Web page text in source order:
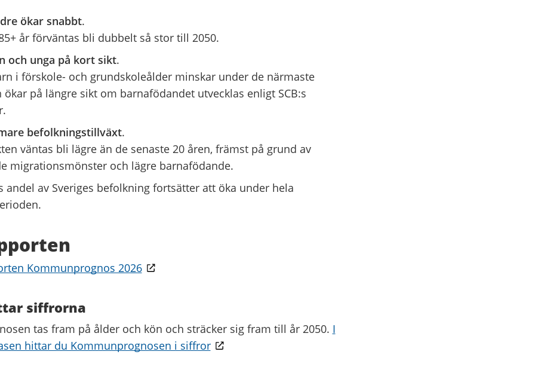
ökar snabbt.
år förväntas bli dubbelt så stor till 2050.
och unga på kort sikt.
i förskole- och grundskoleålder minskar under de närmaste
ökar på längre sikt om barnafödandet utvecklas enligt SCB:s
befolkningstillväxt.
väntas bli lägre än de senaste 20 åren, främst på grund av
migrationsmönster och lägre barnafödande.
andel av Sveriges befolkning fortsätter att öka under hela
Kommunprognos 2026
siffrorna
tas fram på ålder och kön och sträcker sig fram till år 2050. I
hittar du Kommunprognosen i siffror